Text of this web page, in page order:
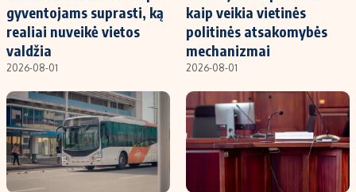
gyventojams suprasti, ką
realiai nuveikė vietos
valdžia
2026-08-01
kaip veikia vietinės
politinės atsakomybės
mechanizmai
2026-08-01